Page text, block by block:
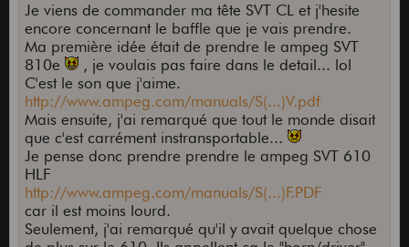
Je viens de commander ma tête SVT CL et j'hesite
encore concernant le baffle que je vais prendre.
Ma première idée était de prendre le ampeg SVT
810e
, je voulais pas faire dans le detail... lol
C'est le son que j'aime.
http://www.ampeg.com/manuals/S(...)V.pdf
Mais ensuite, j'ai remarqué que tout le monde disait
que c'est carrément instransportable...
Je pense donc prendre prendre le ampeg SVT 610
HLF
http://www.ampeg.com/manuals/S(...)F.PDF
car il est moins lourd.
Seulement, j'ai remarqué qu'il y avait quelque chose